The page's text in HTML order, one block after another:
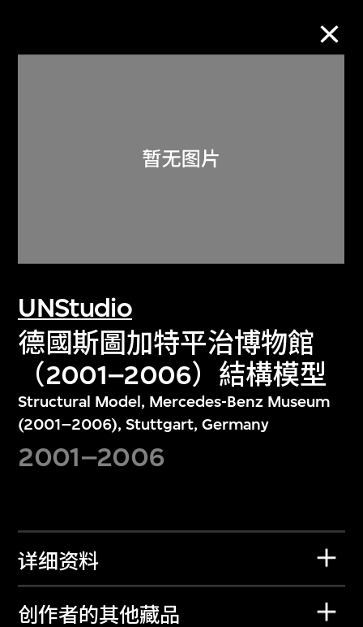
UNStudio
德國斯圖加特平治博物館
（2001–2006）結構模型
Structural Model, Mercedes-Benz Museum
(2001–2006), Stuttgart, Germany
2001–2006
详细资料
创作者的其他藏品
关于M+藏品
探索世界顶级的二十及二十一世纪视觉
文化藏品。